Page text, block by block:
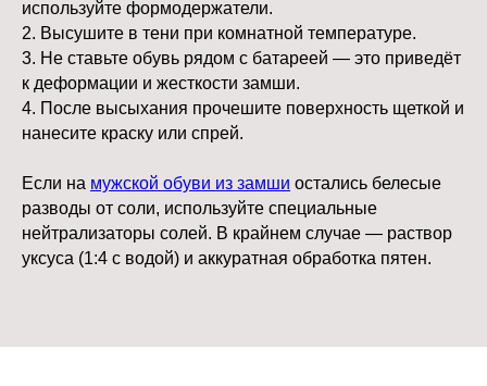
используйте формодержатели.
2. Высушите в тени при комнатной температуре.
3. Не ставьте обувь рядом с батареей — это приведёт
к деформации и жесткости замши.
4. После высыхания прочешите поверхность щеткой и
нанесите краску или спрей.
Если на мужской обуви из замши остались белесые
разводы от соли, используйте специальные
нейтрализаторы солей. В крайнем случае — раствор
уксуса (1:4 с водой) и аккуратная обработка пятен.
обувь быстро теряет форму.
Замшевая обувь требует деликатного, но
несложного ухода. Регулярная чистка,
грамотная защита и правильное
презентабельный вид на годы. Главное,
не игнорировать сезонные особенности
и не экономить на базовых средствах
ухода. Тогда даже самая изящная пара